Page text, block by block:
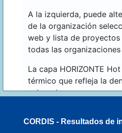
A la izquierda, puede
de la organización
web y lista de proyectos
todas las
La capa HORIZONTE
térmico que refleja la
sobre el mapa.
CORDIS - Resultados de